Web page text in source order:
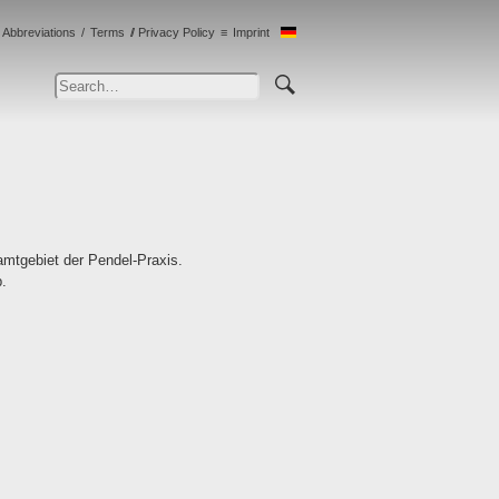
Abbreviations Terms Privacy Policy Imprint
der Pendel-Praxis.